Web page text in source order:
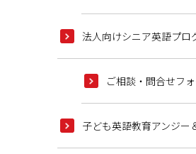
法人向けシニア英語プロ
ご相談・問合せフ
子ども英語教育アンジー